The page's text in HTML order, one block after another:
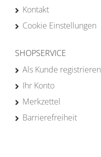
Kontakt
Cookie Einstellungen
SHOPSERVICE
Als Kunde registrieren
Ihr Konto
Merkzettel
Barrierefreiheit